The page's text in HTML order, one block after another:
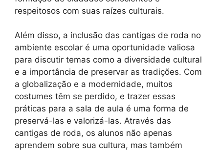
respeitosos com suas raízes culturais.
Além disso, a inclusão das cantigas de roda no
ambiente escolar é uma oportunidade valiosa
para discutir temas como a diversidade cultural
e a importância de preservar as tradições. Com
a globalização e a modernidade, muitos
costumes têm se perdido, e trazer essas
práticas para a sala de aula é uma forma de
preservá-las e valorizá-las. Através das
cantigas de roda, os alunos não apenas
aprendem sobre sua cultura, mas também